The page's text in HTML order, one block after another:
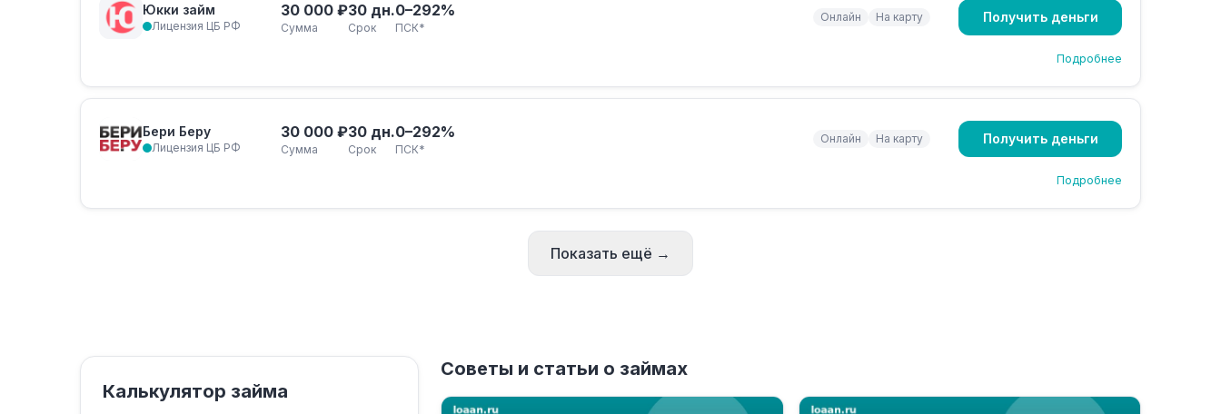
Юкки займ
Лицензия ЦБ РФ
30 000 ₽
Сумма
30 дн.
Срок
0–292%
ПСК*
Онлайн На карту Получить деньги
Подробнее
Бери Беру
Лицензия ЦБ РФ
30 000 ₽
Сумма
30 дн.
Срок
0–292%
ПСК*
Онлайн На карту Получить деньги
Подробнее
Показать ещё →
Калькулятор займа
Советы и статьи о займах